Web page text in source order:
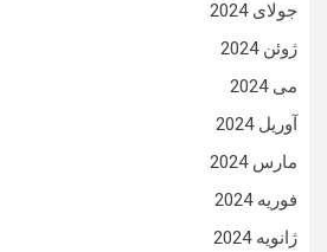
جولای 2024
ژوئن 2024
می 2024
آوریل 2024
مارس 2024
فوریه 2024
ژانویه 2024